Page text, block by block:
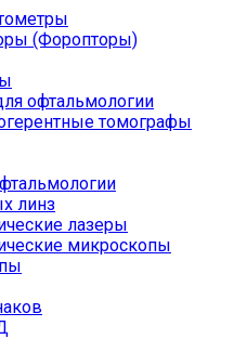
(Форопторы)
офтальмологии
томографы
линз
лазеры
микроскопы